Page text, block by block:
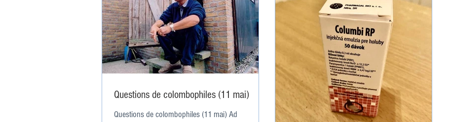
Questions de colombophiles (11 mai)
Questions de colombophiles (11 mai) Ad